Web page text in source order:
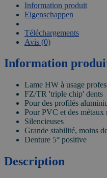
Information produit
Eigenschappen
Téléchargements
Avis (0)
Information
Lame HW à usage
FZ/TR 'triple chip' dents
Pour des profilés
Pour PVC et des métaux
Silencieuses
Grande stabilité, moins
Denture 5° positive
Description